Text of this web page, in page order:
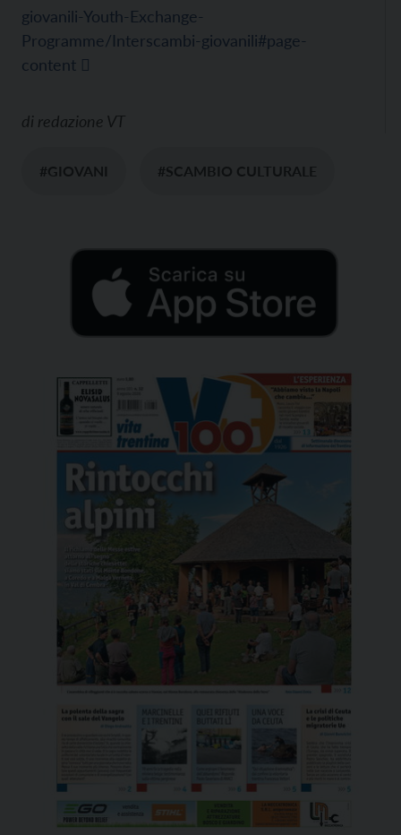
giovanili-Youth-Exchange-
Programme/Interscambi-giovanili#page-
content
di redazione VT
#GIOVANI #SCAMBIO CULTURALE